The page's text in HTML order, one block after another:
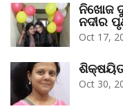
ନିଖୋଜ
ନଦୀର
Oct 17,
Oct 30,